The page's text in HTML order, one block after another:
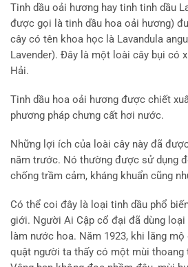
Tinh dầu oải hương hay tinh tinh dầu
được gọi là tinh dầu hoa oải hương)
cây có tên khoa học là Lavandula
Lavender). Đây là một loài cây bụi có
Hải.
Tinh dầu hoa oải hương được chiết
phương pháp chưng cất hơi nước.
Những lợi ích của loài cây này đã
năm trước. Nó thường được sử dụng
chống trầm cảm, kháng khuẩn cũng
Có thể coi đây là loại tinh dầu phổ
giới. Người Ai Cập cổ đại đã dùng loại
làm nước hoa. Năm 1923, khi lăng
quật người ta thấy có một mùi thoang